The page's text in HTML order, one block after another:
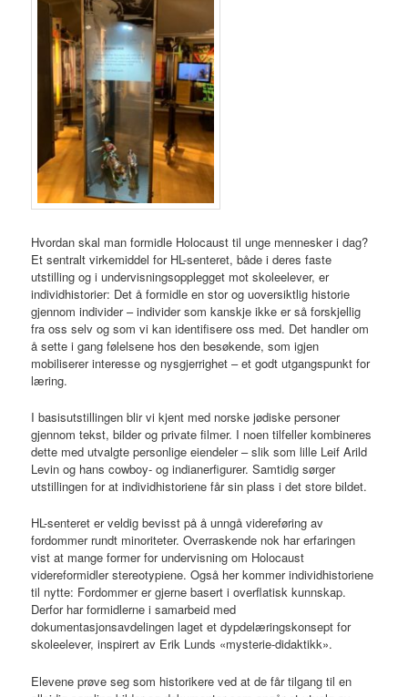
Hvordan skal man formidle Holocaust til unge mennesker i dag?
Et sentralt virkemiddel for HL-senteret, både i deres faste
utstilling og i undervisningsopplegget mot skoleelever, er
individhistorier: Det å formidle en stor og uoversiktlig historie
gjennom individer – individer som kanskje ikke er så forskjellig
fra oss selv og som vi kan identifisere oss med. Det handler om
å sette i gang følelsene hos den besøkende, som igjen
mobiliserer interesse og nysgjerrighet – et godt utgangspunkt for
læring.
I basisutstillingen blir vi kjent med norske jødiske personer
gjennom tekst, bilder og private filmer. I noen tilfeller kombineres
dette med utvalgte personlige eiendeler – slik som lille Leif Arild
Levin og hans cowboy- og indianerfigurer. Samtidig sørger
utstillingen for at individhistoriene får sin plass i det store bildet.
HL-senteret er veldig bevisst på å unngå videreføring av
fordommer rundt minoriteter. Overraskende nok har erfaringen
vist at mange former for undervisning om Holocaust
videreformidler stereotypiene. Også her kommer individhistoriene
til nytte: Fordommer er gjerne basert i overflatisk kunnskap.
Derfor har formidlerne i samarbeid med
dokumentasjonsavdelingen laget et dypdelæringskonsept for
skoleelever, inspirert av Erik Lunds «mysterie-didaktikk».
Elevene prøve seg som historikere ved at de får tilgang til en